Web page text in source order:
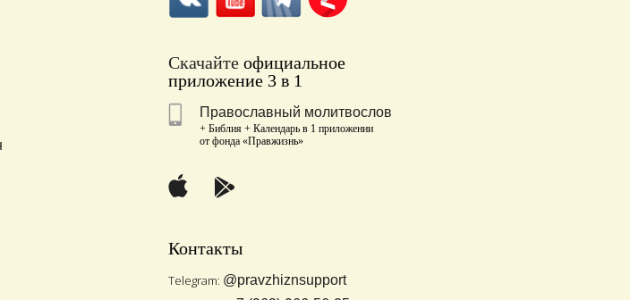
Скачайтеофициальное
приложение 3 в 1
Православный молитвослов
+ Библия + Календарь в 1 приложении
от фонда «Правжизнь»
Контакты
Telegram: @pravzhiznsupport